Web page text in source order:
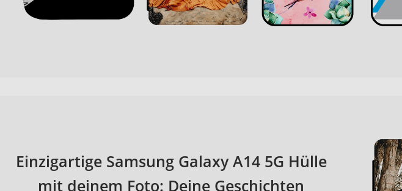
Einzigartige Samsung Galaxy A14 5G Hülle
mit deinem Foto: Deine Geschichten